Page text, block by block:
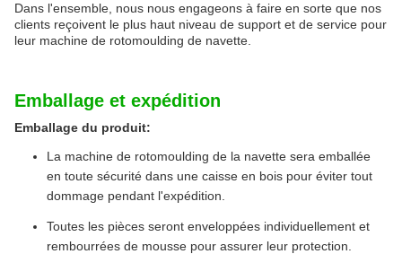
Dans l'ensemble, nous nous engageons à faire en sorte que nos
clients reçoivent le plus haut niveau de support et de service pour
leur machine de rotomoulding de navette.
Emballage et expédition
Emballage du produit:
La machine de rotomoulding de la navette sera emballée
en toute sécurité dans une caisse en bois pour éviter tout
dommage pendant l'expédition.
Toutes les pièces seront enveloppées individuellement et
rembourrées de mousse pour assurer leur protection.